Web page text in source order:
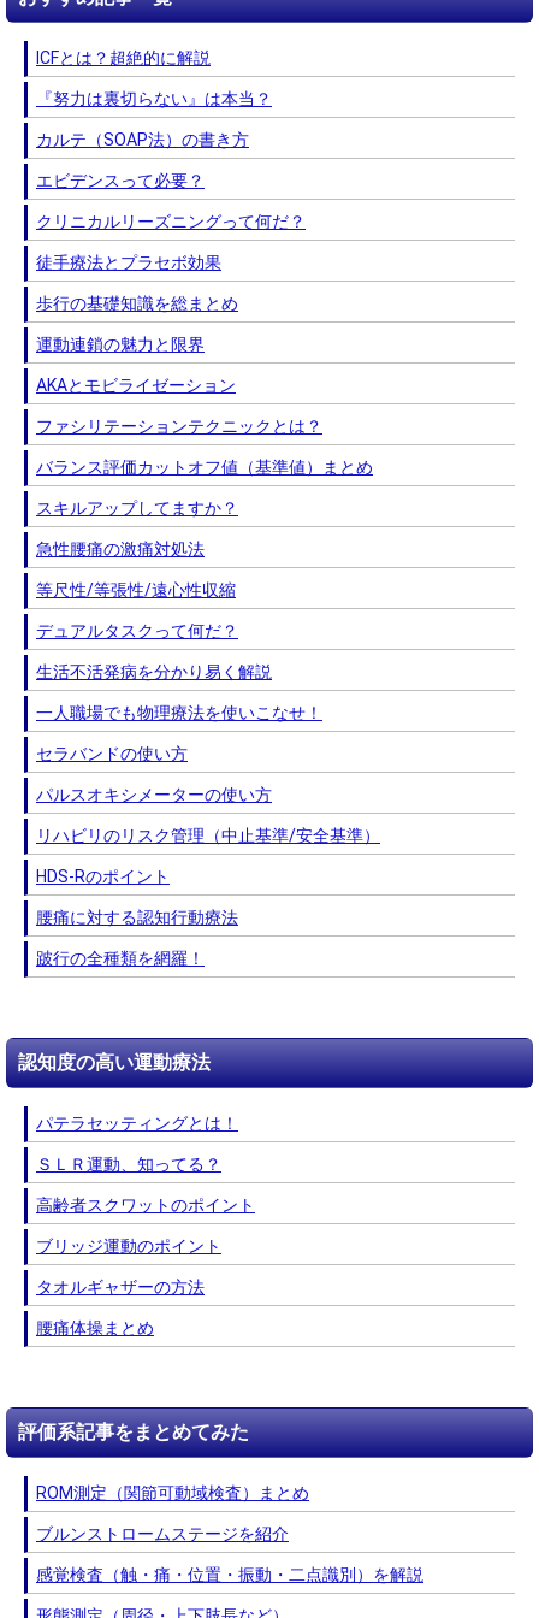
ICFとは？超絶的に解説
『努力は裏切らない』は本当？
カルテ（SOAP法）の書き方
エビデンスって必要？
クリニカルリーズニングって何だ？
徒手療法とプラセボ効果
歩行の基礎知識を総まとめ
運動連鎖の魅力と限界
AKAとモビライゼーション
ファシリテーションテクニックとは？
バランス評価カットオフ値（基準値）まとめ
スキルアップしてますか？
急性腰痛の激痛対処法
等尺性/等張性/遠心性収縮
デュアルタスクって何だ？
生活不活発病を分かり易く解説
一人職場でも物理療法を使いこなせ！
セラバンドの使い方
パルスオキシメーターの使い方
リハビリのリスク管理（中止基準/安全基準）
HDS-Rのポイント
腰痛に対する認知行動療法
跛行の全種類を網羅！
認知度の高い運動療法
パテラセッティングとは！
ＳＬＲ運動、知ってる？
高齢者スクワットのポイント
ブリッジ運動のポイント
タオルギャザーの方法
腰痛体操まとめ
評価系記事をまとめてみた
ROM測定（関節可動域検査）まとめ
ブルンストロームステージを紹介
感覚検査（触・痛・位置・振動・二点識別）を解説